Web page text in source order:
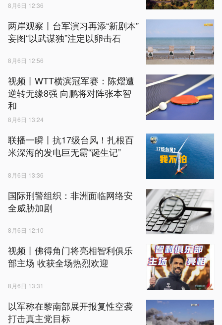
8月6日 12:36
两岸观察丨台军演习再添“新剧本”
妄图“以武谋独”注定以卵击石
8月6日 12:56
视频丨WTT横滨冠军赛：陈熠遭
逆转无缘8强 向鹏将对阵张本智
和
8月6日 13:24
联播一瞬丨抗17级台风！扎根百
米深海的发电巨无霸“诞生记”
8月6日 13:36
国际刑警组织：非洲面临网络安
全威胁加剧
8月6日 12:10
视频丨佛得角门将亮相智利俱乐
部主场 收获全场热烈欢迎
8月6日 13:31
以军称在黎南部展开报复性空袭
打击真主党目标